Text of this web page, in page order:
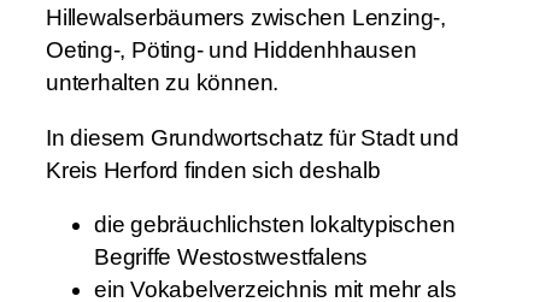
n
d
w
r
t
Hillewalserbäumers zwischen Lenzing-,
Oeting-, Pöting- und Hiddenhhausen
unterhalten zu können.
In diesem Grundwortschatz für Stadt und
Kreis Herford finden sich deshalb
die gebräuchlichsten lokaltypischen
Begriffe Westostwestfalens
ein Vokabelverzeichnis mit mehr als